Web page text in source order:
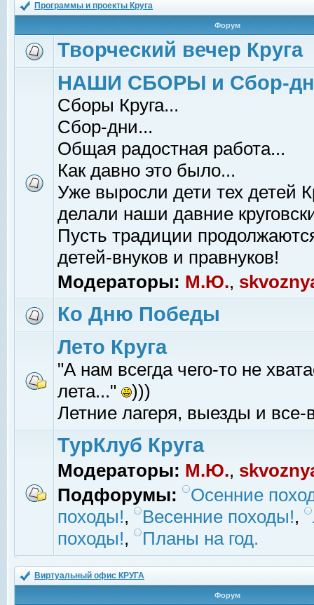
Программы и проекты Круга
Форум
Творческий вечер Круга
НАШИ СБОРЫ и Сбор-
Сборы Круга...
Сбор-дни...
Общая радостная работа...
Как давно это было...
Уже выросли дети тех детей
делали наши давние
Пусть традиции
детей-внуков и правнуков!
Модераторы: М.Ю.,
Ко Дню Победы
Лето Круга
"А нам всегда чего-то не
лета..."
)))
Летние лагеря, выезды и все-
ТурКлуб Круга
Модераторы: М.Ю.,
Подфорумы:
Осенние
походы!, Весенние походы!,
походы!, Планы на год.
Виртуальный офис КРУГА
Форум